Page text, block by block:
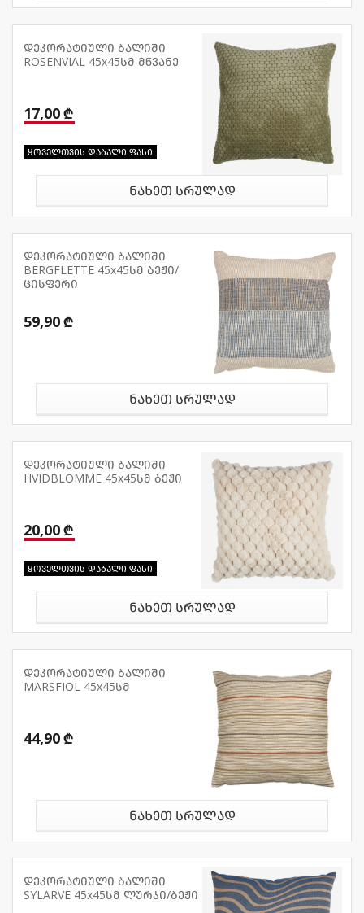
დეკორატიული ბალიში
ROSENVIAL 45x45სმ მწვანე
17,00 ₾
ყოველთვის დაბალი ფასი
ნახეთ სრულად
დეკორატიული ბალიში
BERGFLETTE 45x45სმ ბეჟი/
ცისფერი
59,90 ₾
ნახეთ სრულად
დეკორატიული ბალიში
HVIDBLOMME 45x45სმ ბეჟი
20,00 ₾
ყოველთვის დაბალი ფასი
ნახეთ სრულად
დეკორატიული ბალიში
MARSFIOL 45x45სმ
44,90 ₾
ნახეთ სრულად
დეკორატიული ბალიში
SYLARVE 45x45სმ ლურჯი/ბეჟი